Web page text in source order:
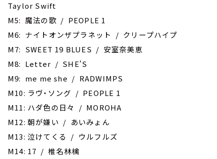
Taylor Swift
M5: 魔法の歌 / PEOPLE 1
M6: ナイトオンザプラネット / クリープハイプ
M7: SWEET 19 BLUES / 安室奈美恵
M8: Letter / SHE'S
M9: me me she / RADWIMPS
M10: ラヴ・ソング / PEOPLE 1
M11: ハダ色の日々 / MOROHA
M12: 朝が嫌い / あいみょん
M13: 泣けてくる / ウルフルズ
M14: 17 / 椎名林檎